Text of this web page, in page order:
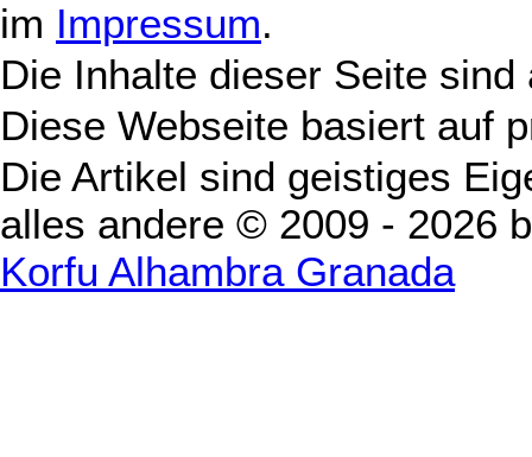
im Impressum.
Die Inhalte dieser Seite
Diese Webseite basiert auf
Die Artikel sind geistiges
alles andere © 2009 - 2026
Korfu Alhambra Granada